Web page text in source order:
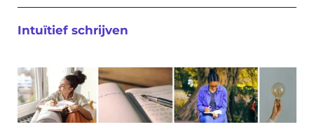
Intuïtief schrijven